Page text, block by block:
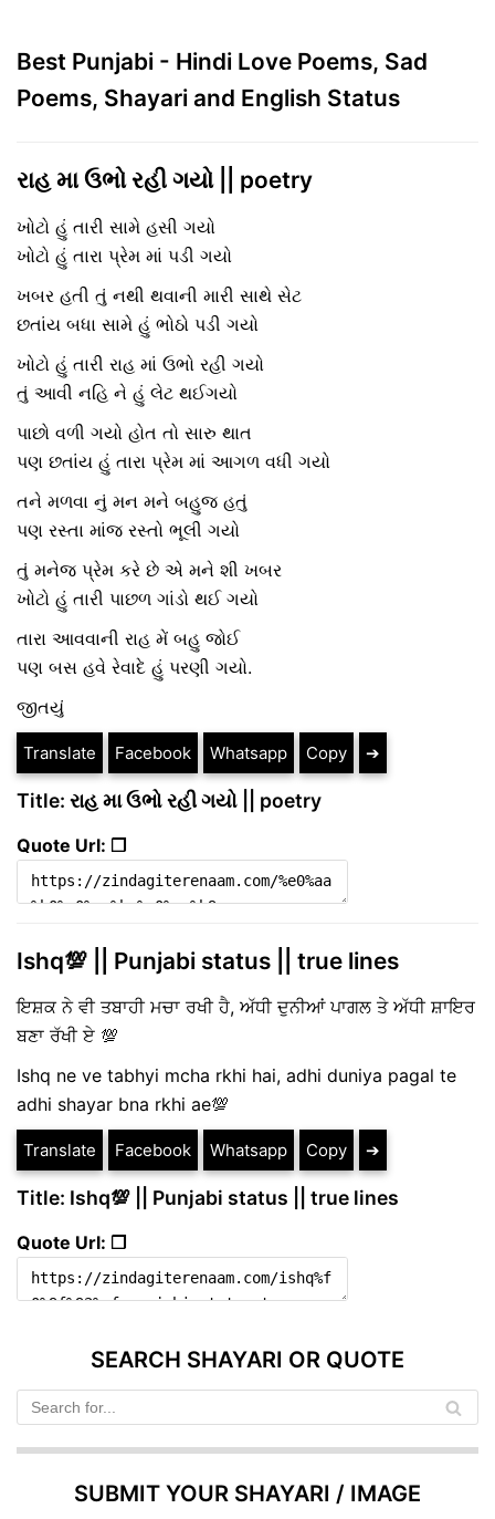
Best Punjabi - Hindi Love Poems, Sad
Poems, Shayari and English Status
રાહ મા ઉભો રહી ગયો || poetry
ખોટો હું તારી સામે હસી ગયો
ખોટો હું તારા પ્રેમ માં પડી ગયો
ખબર હતી તું નથી થવાની મારી સાથે સેટ
છતાંય બધા સામે હું ભોઠો પડી ગયો
ખોટો હું તારી રાહ માં ઉભો રહી ગયો
તું આવી નહિ ને હું લેટ થઈગયો
પાછો વળી ગયો હોત તો સારુ થાત
પણ છતાંય હું તારા પ્રેમ માં આગળ વધી ગયો
તને મળવા નું મન મને બહુજ હતું
પણ રસ્તા માંજ રસ્તો ભૂલી ગયો
તું મનેજ પ્રેમ કરે છે એ મને શી ખબર
ખોટો હું તારી પાછળ ગાંડો થઈ ગયો
તારા આવવાની રાહ મેં બહુ જોઈ
પણ બસ હવે રેવાદે હું પરણી ગયો.
જીતયું
Translate Facebook Whatsapp Copy ➔
Title: રાહ મા ઉભો રહી ગયો || poetry
Quote Url: ❐
Ishq💯 || Punjabi status || true lines
ਇਸ਼ਕ ਨੇ ਵੀ ਤਬਾਹੀ ਮਚਾ ਰਖੀ ਹੈ, ਅੱਧੀ ਦੁਨੀਆਂ ਪਾਗਲ ਤੇ ਅੱਧੀ ਸ਼ਾਇਰ
ਬਣਾ ਰੱਖੀ ਏ 💯
Ishq ne ve tabhyi mcha rkhi hai, adhi duniya pagal te
adhi shayar bna rkhi ae💯
Translate Facebook Whatsapp Copy ➔
Title: Ishq💯 || Punjabi status || true lines
Quote Url: ❐
SEARCH SHAYARI OR QUOTE
SUBMIT YOUR SHAYARI / IMAGE